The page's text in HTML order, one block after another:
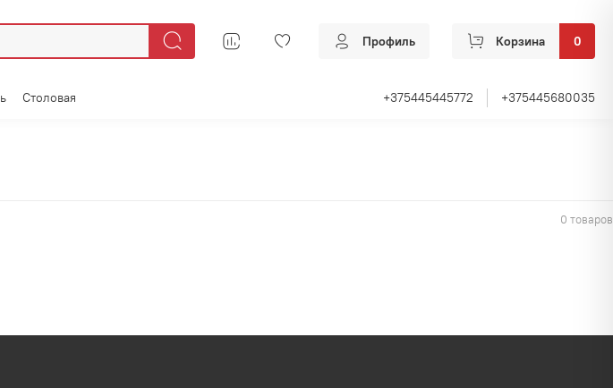
Профиль Корзина 0
Столовая +375445445772 +375445680035
0 товаров